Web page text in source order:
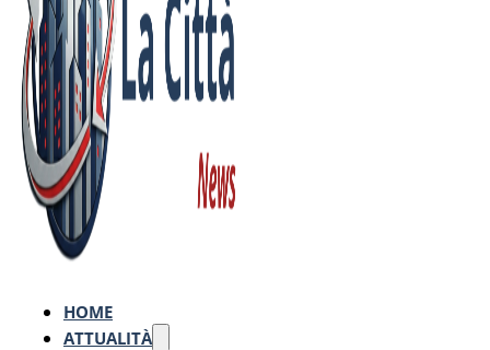
HOME
ATTUALITÀ